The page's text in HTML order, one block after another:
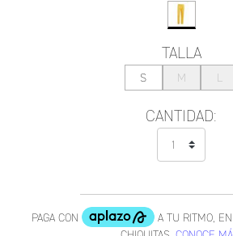
TALLA
S M L
CANTIDAD: